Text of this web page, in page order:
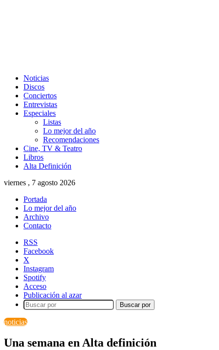
Noticias
Discos
Conciertos
Entrevistas
Especiales
Listas
Lo mejor del año
Recomendaciones
Cine, TV & Teatro
Libros
Alta Definición
viernes , 7 agosto 2026
Portada
Lo mejor del año
Archivo
Contacto
RSS
Facebook
X
Instagram
Spotify
Acceso
Publicación al azar
Buscar por
noticias
Una semana en Alta definición